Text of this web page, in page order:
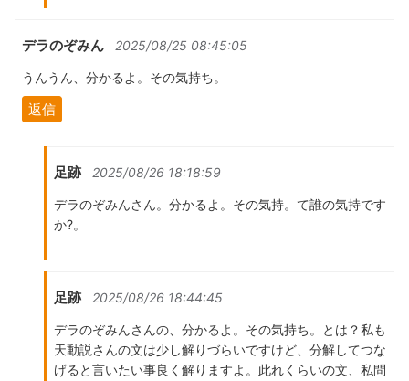
デラのぞみん 2025/08/25 08:45:05
うんうん、分かるよ。その気持ち。
返信
足跡 2025/08/26 18:18:59
デラのぞみんさん。分かるよ。その気持。て誰の気持です
か?。
足跡 2025/08/26 18:44:45
デラのぞみんさんの、分かるよ。その気持ち。とは？私も
天動説さんの文は少し解りづらいですけど、分解してつな
げると言いたい事良く解りますよ。此れくらいの文、私問